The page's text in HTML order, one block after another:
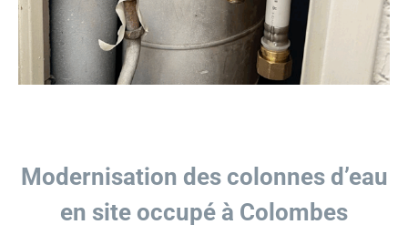
GECOP
Modernisation des colonnes d’eau
en site occupé à Colombes